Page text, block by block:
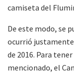
camiseta del
De este modo, se
ocurrió
de 2016. Para
mencionado, el